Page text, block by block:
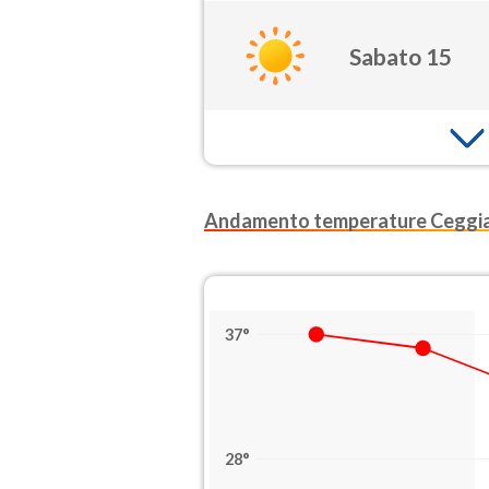
Sabato 15
Andamento temperature
37°
28°